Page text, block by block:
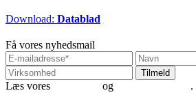
Download: Datablad
Få vores nyhedsmail
Læs vores og .